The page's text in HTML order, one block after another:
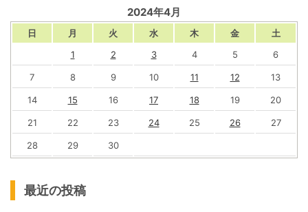
2024年4月
日 月 火 水 木 金
土
1
2 3 4 5 6
7 8 9 10 11 12 13
14 15 16 17 18 19 20
21 22 23 24 25 26 27
28 29 30
最近の投稿